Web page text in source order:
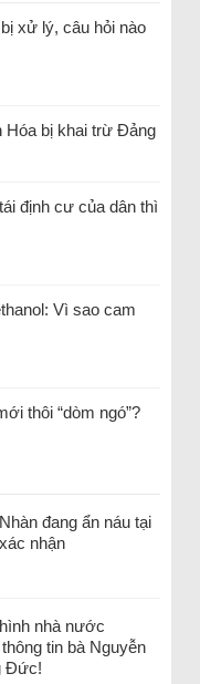
xử lý, câu hỏi nào
Hóa bị khai trừ Đảng
định cư của dân thì
Vì sao cam
thôi “dòm ngó”?
đang ẩn náu tại
nhận
nhà nước
tin bà Nguyễn
Đức!